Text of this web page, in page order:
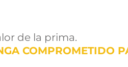
de la prima.
COMPROMETIDO